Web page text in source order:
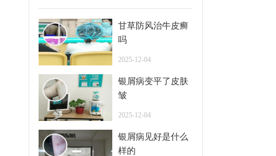
甘草防风治牛皮癣
吗
2025-12-04
银屑病变平了皮肤
皱
2025-12-04
银屑病见好是什么
样的